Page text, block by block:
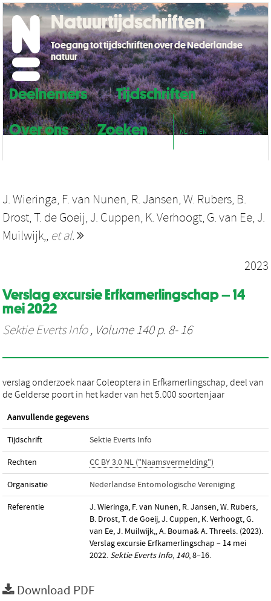
Deelnemers
Tijdschriften
Over ons
Zoeken NL EN
Natuurtijdschriften
Toegang tot tijdschriften over de Nederlandse
natuur
J. Wieringa, F. van Nunen, R. Jansen,W. Rubers, B.
Drost,T. de Goeij, J. Cuppen, K. Verhoogt, G. van Ee, J.
Muilwijk,, et al.
2023
Verslag excursie Erfkamerlingschap – 14
mei 2022
Sektie Everts Info, Volume 140 p. 8- 16
verslag onderzoek naar Coleoptera in Erfkamerlingschap, deel van
de Gelderse poort in het kader van het 5.000 soortenjaar
Aanvullende gegevens
Tijdschrift Sektie Everts Info
Rechten CC BY 3.0 NL ("Naamsvermelding")
Organisatie Nederlandse Entomologische Vereniging
Referentie
J. Wieringa, F. van Nunen, R. Jansen, W. Rubers,
B. Drost, T. de Goeij, J. Cuppen, K. Verhoogt, G.
van Ee, J. Muilwijk,, A. Bouma& A. Threels. (2023).
Verslag excursie Erfkamerlingschap – 14 mei
2022. Sektie Everts Info, 140, 8–16.
Download PDF